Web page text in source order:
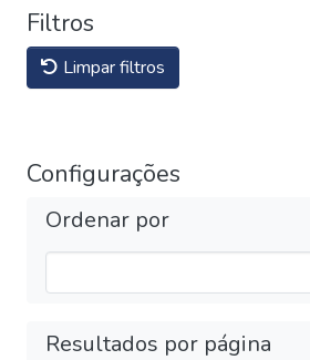
Filtros
Limpar filtros
Configurações
Ordenar por
Resultados por página